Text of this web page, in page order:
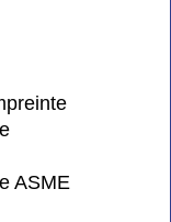
ASME